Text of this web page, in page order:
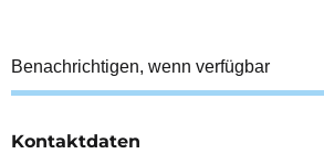
Benachrichtigen, wenn verfügbar
Kontaktdaten